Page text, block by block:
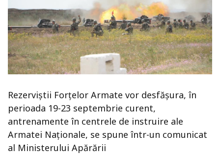
Rezerviștii Forțelor Armate vor desfășura, în
perioada 19-23 septembrie curent,
antrenamente în centrele de instruire ale
Armatei Naționale, se spune într-un comunicat
al Ministerului Apărării